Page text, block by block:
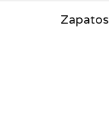
Zapatos